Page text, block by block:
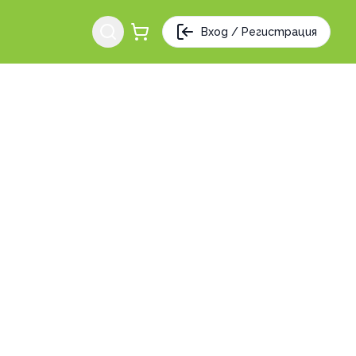
Вход / Регистрация